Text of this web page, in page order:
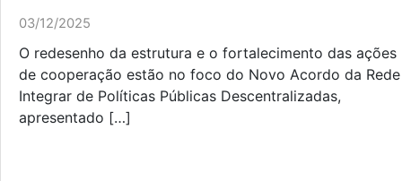
03/12/2025
O redesenho da estrutura e o fortalecimento das ações
de cooperação estão no foco do Novo Acordo da Rede
Integrar de Políticas Públicas Descentralizadas,
apresentado […]